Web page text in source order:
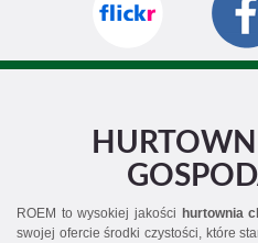
ROEM to wysokiej jakości hurtownia
swojej ofercie środki czystości, które